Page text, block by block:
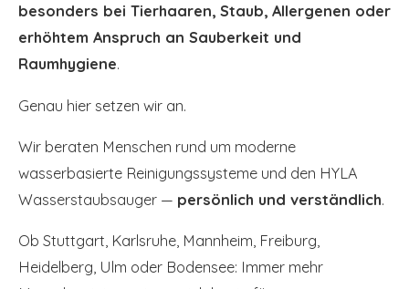
besonders bei Tierhaaren, Staub, Allergenen oder
erhöhtem Anspruch an Sauberkeit und
Raumhygiene.
Genau hier setzen wir an.
Wir beraten Menschen rund um moderne
wasserbasierte Reinigungssysteme und den HYLA
Wasserstaubsauger — persönlich und verständlich.
Ob Stuttgart, Karlsruhe, Mannheim, Freiburg,
Heidelberg, Ulm oder Bodensee: Immer mehr